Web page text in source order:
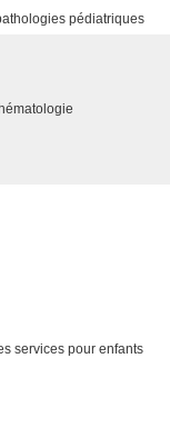
pédiatriques
services pour enfants